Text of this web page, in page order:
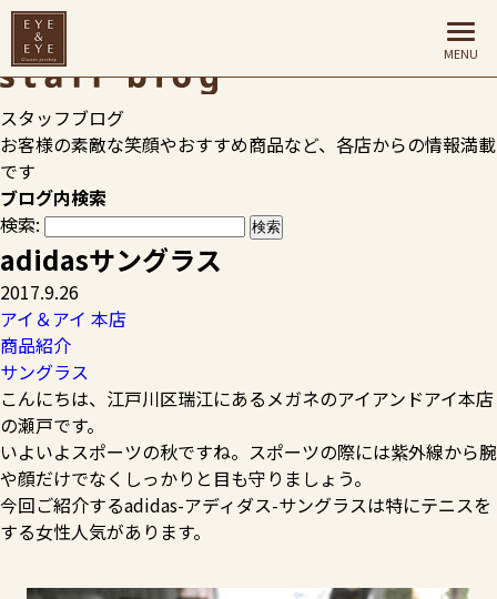
HOME>
スタッフブログ
お客様の素敵な笑顔やおすすめ商品など、各店からの情報満載
です
ブログ内検索
検索:
adidasサングラス
2017.9.26
アイ＆アイ 本店
商品紹介
サングラス
こんにちは、江戸川区瑞江にあるメガネのアイアンドアイ本店
の瀬戸です。
いよいよスポーツの秋ですね。スポーツの際には紫外線から腕
や顔だけでなくしっかりと目も守りましょう。
今回ご紹介するadidas-アディダス-サングラスは特にテニスを
する女性人気があります。